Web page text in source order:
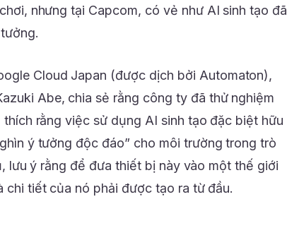
nhưng tại Capcom, có vẻ như AI sinh tạo đã
Cloud Japan (được dịch bởi Automaton),
Abe, chia sẻ rằng công ty đã thử nghiệm
rằng việc sử dụng AI sinh tạo đặc biệt hữu
ý tưởng độc đáo” cho môi trường trong trò
lưu ý rằng để đưa thiết bị này vào một thế giới
chi tiết của nó phải được tạo ra từ đầu.